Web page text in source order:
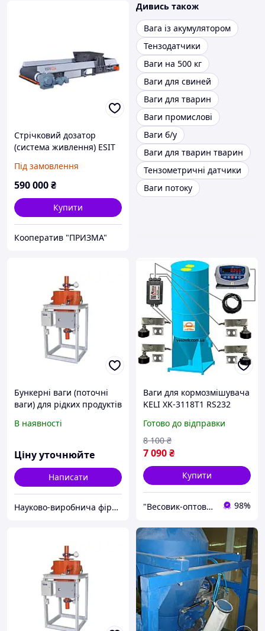
Стрічковий дозатор
(система живлення) ESIT
Під замовлення
590 000₴
Купити
Кооператив "ПРИЗМА"
Дивись також
Вага із акумулятором
Тензодатчики
Ваги на 500 кг
Ваги для свиней
Ваги для тварин
Ваги промислові
Ваги б/у
Ваги для тварин тварин
Тензометричні датчики
Ваги потоку
Бункерні ваги (поточні
ваги) для рідких продуктів
В наявності
Ціну уточнюйте
Написати
Науково-виробнича фірма "Сведа, Лтд"
Ваги для кормозмішувача
KELI XK-3118T1 RS232
2000кг на 4 датч.
Готово до відправки
7 090₴
8 100 ₴
Купити
"Весовик-оптовик" 98%